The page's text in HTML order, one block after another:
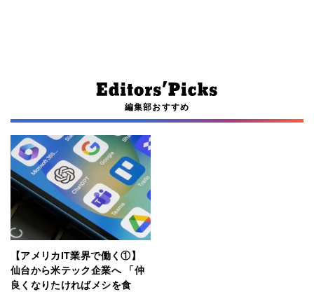
編集部おすすめ
【アメリカIT業界で働く①】
仙台から米テック企業へ 「仲
良くなりたければメシを食